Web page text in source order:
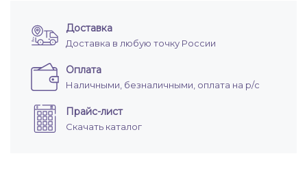
Доставка
Доставка в любую точку России
Оплата
Наличными, безналичными, оплата на р/с
Прайс-лист
Скачать каталог